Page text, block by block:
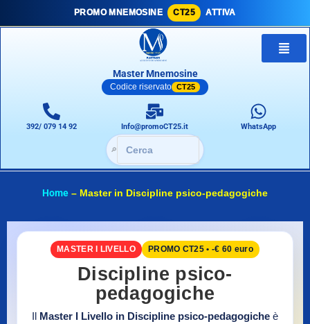
PROMO MNEMOSINE CT25 ATTIVA
Master Mnemosine
Codice riservato CT25
392/ 079 14 92 Info@promoCT25.it WhatsApp
🔎
Home – Master in Discipline psico-pedagogiche
MASTER I LIVELLO PROMO CT25 • -€ 60 euro
Discipline psico-
pedagogiche
Master I Livello in Discipline psico-pedagogiche è